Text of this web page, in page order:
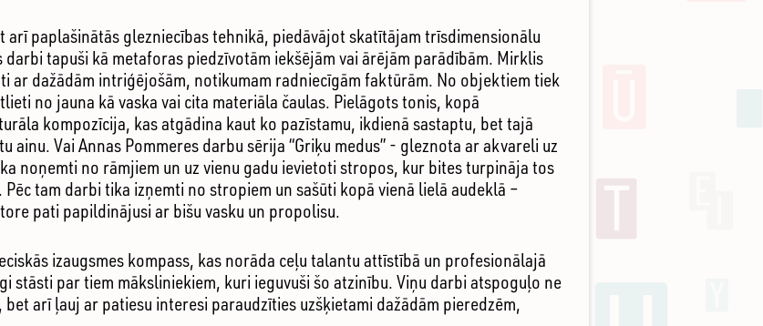
paplašinātās glezniecības tehnikā, piedāvājot skatītājam trīsdimensionālu
tapuši kā metaforas piedzīvotām iekšējām vai ārējām parādībām. Mirklis
ar dažādām intriģējošām, notikumam radniecīgām faktūrām. No objektiem tiek
no jauna kā vaska vai cita materiāla čaulas. Pielāgots tonis, kopā
kompozīcija, kas atgādina kaut ko pazīstamu, ikdienā sastaptu, bet tajā
ainu. Vai Annas Pommeres darbu sērija “Griķu medus” - gleznota ar akvareli uz
noņemti no rāmjiem un uz vienu gadu ievietoti stropos, kur bites turpināja tos
tam darbi tika izņemti no stropiem un sašūti kopā vienā lielā audeklā –
pati papildinājusi ar bišu vasku un propolisu.
izaugsmes kompass, kas norāda ceļu talantu attīstībā un profesionālajā
stāsti par tiem māksliniekiem, kuri ieguvuši šo atzinību. Viņu darbi atspoguļo ne
arī ļauj ar patiesu interesi paraudzīties uzšķietami dažādām pieredzēm,